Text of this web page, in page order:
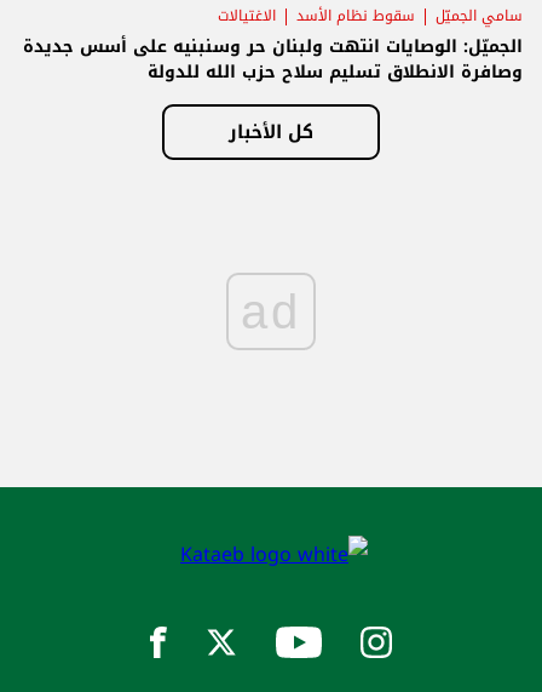
سامي الجميّل سقوط نظام الأسد الاغتيالات
الجميّل: الوصايات انتهت ولبنان حر وسنبنيه على أسس جديدة
وصافرة الانطلاق تسليم سلاح حزب الله للدولة
كل الأخبار
ad